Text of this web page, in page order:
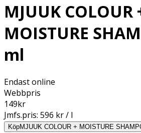
MJUUK COLOUR
MOISTURE
ml
Endast online
Webbpris
149kr
Jmfs.pris: 596 kr / l
KöpMJUUK COLOUR + MOISTURE